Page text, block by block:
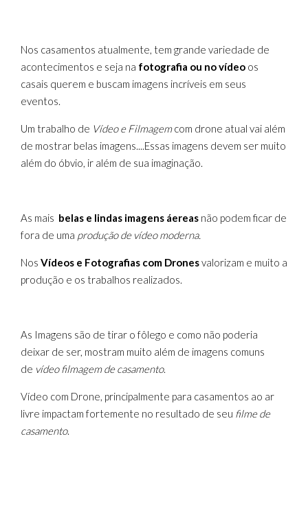
Nos casamentos atualmente, tem grande variedade de
acontecimentos e seja na fotografia ou no vídeo os
casais querem e buscam imagens incríveis em seus
eventos.
Um trabalho de Vídeo e Filmagemcom drone atual vai além
de mostrar belas imagens....Essas imagens devem ser muito
além do óbvio, ir além de sua imaginação.
As mais belas e lindas imagens áereas não podem ficar de
fora de uma produção de vídeo moderna.
Nos Vídeos e Fotografias com Dronesvalorizam e muito a
produção e os trabalhos realizados.
As Imagens são de tirar o fôlego e como não poderia
deixar de ser, mostram muito além de imagens comuns
de vídeo filmagem de casamento.
Vídeo com Drone, principalmente para casamentos ao ar
livre impactam fortemente no resultado de seu filme de
casamento.